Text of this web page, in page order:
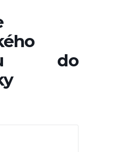
do